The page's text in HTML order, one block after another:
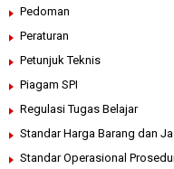
Pedoman
Peraturan
Petunjuk Teknis
Piagam SPI
Regulasi Tugas Belajar
Standar Harga Barang dan
Standar Operasional